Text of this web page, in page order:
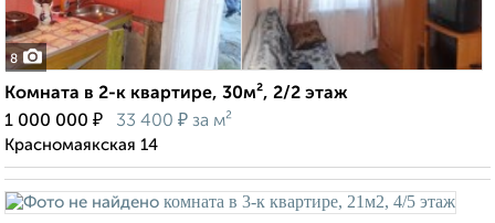
8
Комната в 2-к квартире, 30м², 2/2 этаж
1 000 000 ₽ 33 400 ₽ за м²
Красномаякская 14